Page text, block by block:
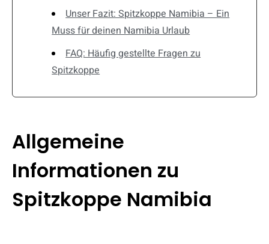
Unser Fazit: Spitzkoppe Namibia – Ein
Muss für deinen Namibia Urlaub
FAQ: Häufig gestellte Fragen zu
Spitzkoppe
Allgemeine
Informationen zu
Spitzkoppe Namibia